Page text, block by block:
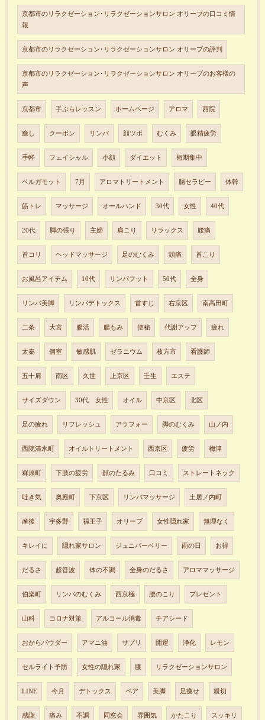
京都市のリラクゼーション･リラクゼーションサロン オリーブの口コミ情
報
京都市のリラクゼーション･リラクゼーションサロン オリーブの評判
京都市のリラクゼーション･リラクゼーションサロン オリーブのお客様の
声
京都市 手ぶらレッスン ホームページ アロマ 西院
癒し クーポン リンパ 顔ツボ むくみ 眼精疲労
手軽 フェイシャル 小顔 ダイエット 短期集中
ベルガモット 7月 アロマトリートメント 腸セラピー 体幹
筋トレ マッサージ オールハンド 30代 女性 40代
20代 脚の張り 主婦 肩こり リラックス 腰痛
首コリ ヘッドマッサージ 足のむくみ 頭痛 首こり
お風呂アイテム 10代 リンパフット 50代 全身
リンパ美脚 リンパデトックス 首すじ 右京区 南高田町
二条 大宮 腸活 腸もみ 便秘 代謝アップ 疲れ
太秦 個室 敏感肌 ゼラニウム 枚方市 看護師
五十肩 南区 久世 上京区 壬生 エステ
サイズダウン 30代 女性 オイル 中京区 北区
足の疲れ リフレッシュ アラフォー 脚のむくみ 山ノ内
西院清水町 オイルトリートメント 西京区 疲労 梅津
罧原町 下肢の疲労 顔のたるみ 口コミ ストレートネック
吐き気 奥殿町 下京区 リンパマッサージ 土居ノ内町
産後 宇多野 福王子 オリーブ 女性隠れ家 無理なく
キレイに 隠れ家サロン ジュニパーベリー 雨の日 お得
だるさ 超音波 体の不調 全身のだるさ アロママッサージ
伯楽町 リンパのむくみ 西京極 腰のこり プレゼント
山科 コロナ対策 アルコール消毒 チアシード
おからパウダー アマニ油 サプリ 開運 浄化 レモン
セルライト予防 女性の隠れ家 膝 リラクゼーションサロン
LINE 今月 デトックス ペア 美脚 足痩せ 親切
感謝 痛み 不調 同窓会 雰囲気 かたこり スッキリ